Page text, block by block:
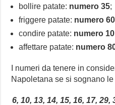
bollire patate: numero 35;
friggere patate: numero 60
condire patate: numero 10
affettare patate: numero
I numeri da tenere in
Napoletana se si sognano
6, 10, 13, 14, 15, 16, 17, 29,